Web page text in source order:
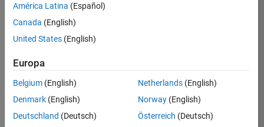
Systems
Engineer
sesión
su
cuenta
empleo
América Latina (Español)
Canada (English)
United States (English)
Europa
Belgium (English)
Denmark (English)
Deutschland (Deutsch)
Netherlands(English)
Norway(English)
Österreich (Deutsch)